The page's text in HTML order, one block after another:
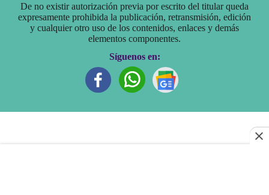
De no existir autorización previa por escrito del titular queda
expresamente prohibida la publicación, retransmisión, edición
y cualquier otro uso de los contenidos, enlaces y demás
elementos componentes.
Síguenos en: